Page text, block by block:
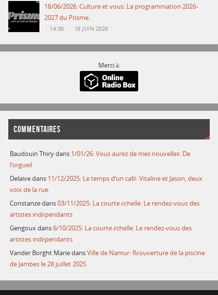
18/06/2026: Culture et vous: La programmation 2026-
2027 du Prisme.
14:30 18 JUIN 2026
Merci à:
COMMENTAIRES
Baudouin Thirydans 1/01/26: Vous aurez de mes nouvelles: De
l’orgueil
Delaivedans 11/12/2025: Le temps d’un café: Vitaline et Jason, deux
voix de la rue.
Constanzedans03/11/2025: La courte échelle: Le rendez-vous des
artistes indépendants
Gengouxdans6/10/2025: La courte échelle: Le rendez-vous des
artistes indépendants
Vander Borght MariedansVille de Namur: Réouverture de la piscine
de Jambes le 28 juillet 2025